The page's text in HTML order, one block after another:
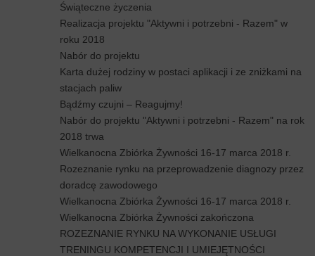
Świąteczne życzenia
Realizacja projektu "Aktywni i potrzebni - Razem" w
roku 2018
Nabór do projektu
Karta dużej rodziny w postaci aplikacji i ze zniżkami na
stacjach paliw
Bądźmy czujni – Reagujmy!
Nabór do projektu "Aktywni i potrzebni - Razem" na rok
2018 trwa
Wielkanocna Zbiórka Żywności 16-17 marca 2018 r.
Rozeznanie rynku na przeprowadzenie diagnozy przez
doradcę zawodowego
Wielkanocna Zbiórka Żywności 16-17 marca 2018 r.
Wielkanocna Zbiórka Żywności zakończona
ROZEZNANIE RYNKU NA WYKONANIE USŁUGI
TRENINGU KOMPETENCJI I UMIEJĘTNOŚCI